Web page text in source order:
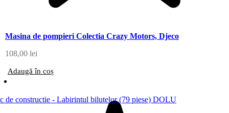
Masina de pompieri Colectia Crazy Motors, Djeco
108,00 lei
Adaugă în coș